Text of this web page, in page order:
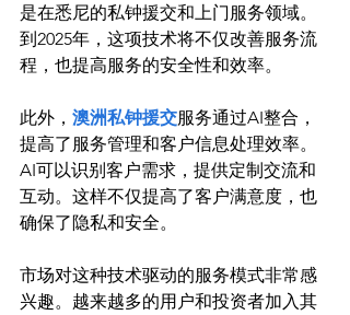
是在悉尼的私钟援交和上门服务领域。
到2025年，这项技术将不仅改善服务流
程，也提高服务的安全性和效率。
此外， 澳洲私钟援交服务通过AI整合，
提高了服务管理和客户信息处理效率。
AI可以识别客户需求，提供定制交流和
互动。这样不仅提高了客户满意度，也
确保了隐私和安全。
市场对这种技术驱动的服务模式非常感
兴趣。越来越多的用户和投资者加入其